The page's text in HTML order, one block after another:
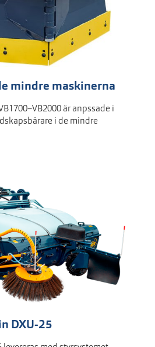
mindre maskinerna
är anpssade i
i de mindre
DXU-25